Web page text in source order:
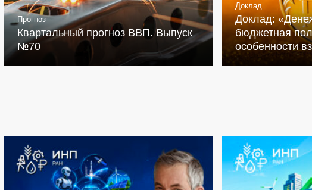
Прогноз
Квартальный прогноз ВВП. Выпуск
№70
Доклад
Доклад:
бюджетная
особенности